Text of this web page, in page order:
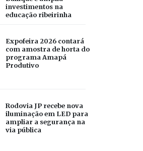
investimentos na
educação ribeirinha
Expofeira 2026 contará
com amostra de horta do
programa Amapá
Produtivo
Rodovia JP recebe nova
iluminação em LED para
ampliar a segurança na
via pública